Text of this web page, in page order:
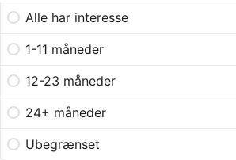
Alle har interesse
1-11 måneder
12-23 måneder
24+ måneder
Ubegrænset